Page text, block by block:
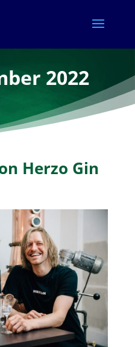
2022
Herzo Gin